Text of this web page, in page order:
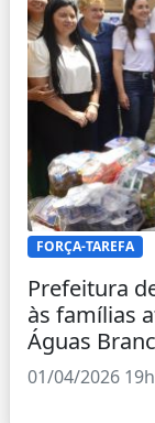
FORÇA-TAREFA
Prefeitura
às famílias
Águas
01/04/2026